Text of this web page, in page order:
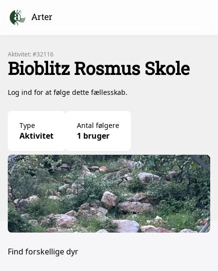
Arter
Aktivitet: #32116
Bioblitz Rosmus Skole
Log ind for at følge dette fællesskab.
Type
Aktivitet
Antal følgere
1 bruger
Find forskellige dyr